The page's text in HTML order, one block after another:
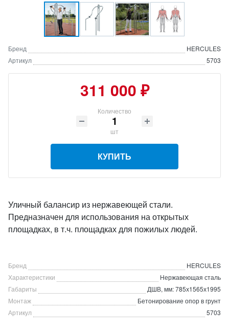
Бренд
HERCULES
Артикул
5703
311 000 ₽
Количество
шт
КУПИТЬ
Уличный балансир из нержавеющей стали.
Предназначен для использования на открытых
площадках, в т.ч. площадках для пожилых людей.
Бренд
HERCULES
Характеристики
Нержавеющая сталь
Габариты
ДШВ, мм: 785х1565х1995
Монтаж
Бетонирование опор в грунт
Артикул
5703